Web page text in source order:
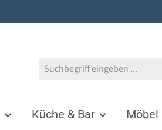
Küche & Bar Möbel